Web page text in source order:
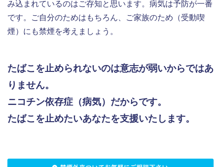
み込まれているのはご存知と思います。病気は予防が一番
です。ご自分のためはもちろん、ご家族のため（受動喫
煙）にも禁煙を考えましょう。
たばこを止められないのは意志が弱いからではあ
りません。
ニコチン依存症（病気）だからです。
たばこを止めたいあなたを支援いたします。